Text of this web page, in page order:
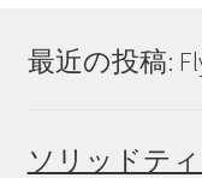
最近の投稿:
ソリッドティ